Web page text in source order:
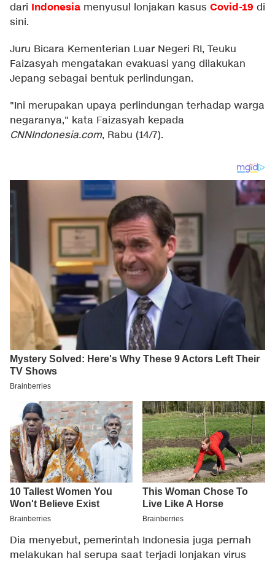
dari Indonesia menyusul lonjakan kasus Covid-19 di
sini.
Juru Bicara Kementerian Luar Negeri RI, Teuku
Faizasyah mengatakan evakuasi yang dilakukan
Jepang sebagai bentuk perlindungan.
"Ini merupakan upaya perlindungan terhadap warga
negaranya," kata Faizasyah kepada
CNNIndonesia.com, Rabu (14/7).
Dia menyebut, pemerintah Indonesia juga pernah
melakukan hal serupa saat terjadi lonjakan virus